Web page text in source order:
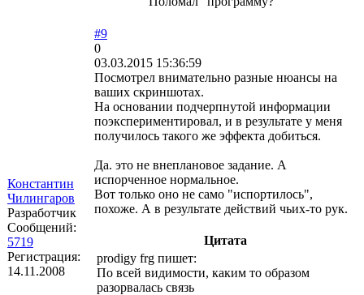
Константин
Чилингаров
Разработчик
Сообщений:
5719
Регистрация:
14.11.2008
#9
0
03.03.2015 15:36:59
Посмотрел внимательно разные нюансы на
ваших скриншотах.
На основании подчерпнутой информации
поэкспериментировал, и в результате у меня
получилось такого же эффекта добиться.
Да. это не внеплановое задание. А
испорченное нормальное.
Вот только оно не само "испортилось",
похоже. А в результате действий чьих-то рук.
Цитата
prodigy frg пишет:
По всей видимости, каким то образом
разорвалась связь